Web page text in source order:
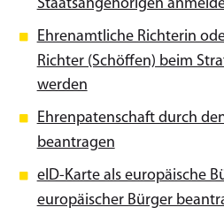
Staatsangehörigen
Ehrenamtliche Richterin
Richter (Schöffen) beim
werden
Ehrenpatenschaft durch
beantragen
eID-Karte als europäische
europäischer Bürger